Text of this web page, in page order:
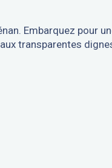
Embarquez pour
transparentes